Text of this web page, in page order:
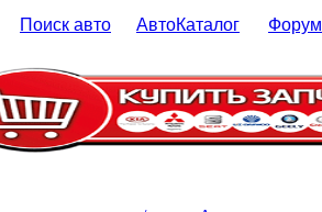
Поиск авто АвтоКаталог Форум